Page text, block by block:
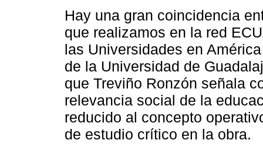
Hay una gran coincidencia
que realizamos en la red
las Universidades en
de la Universidad de
que Treviño Ronzón señala
relevancia social de la
reducido al concepto
de estudio crítico en la obra.